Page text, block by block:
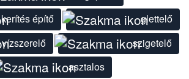
kerítés építő
glettelő
vízszerelő
szigetelő
asztalos